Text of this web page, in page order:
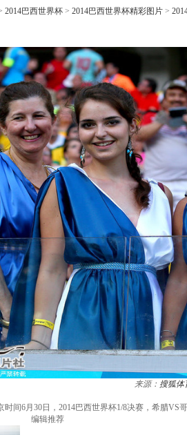
2014巴西世界杯 > 2014巴西世界杯精彩图片 >
来源： 搜狐体
时间6月30日，2014巴西世界杯1/8决赛，希腊
编辑推荐